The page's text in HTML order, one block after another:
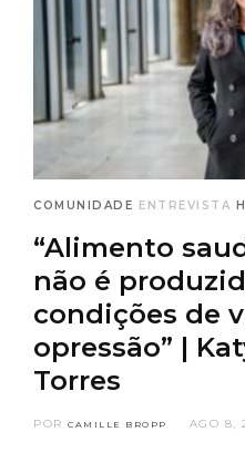
COMUNIDADE ENTREVISTA
“Alimento
não é
condições de
opressão” |
Torres
POR CAMILLE BROPP AGO 8,